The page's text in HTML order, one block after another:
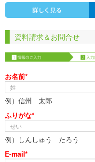
資料請求＆お問合せ
お名前*
例）信州 太郎
ふりがな*
例）しんしゅう たろう
E-mail*